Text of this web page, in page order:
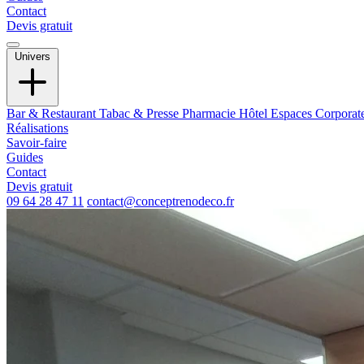
Contact
Devis gratuit
Univers
Bar & Restaurant Tabac & Presse Pharmacie Hôtel Espaces
Réalisations
Savoir-faire
Guides
Contact
Devis gratuit
09 64 28 47 11 contact@conceptrenodeco.fr